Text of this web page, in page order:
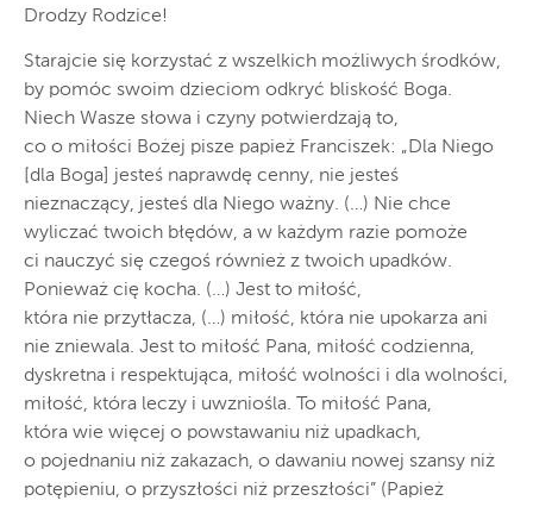
Drodzy Rodzice!
Starajcie się korzystać z wszelkich możliwych środków,
by pomóc swoim dzieciom odkryć bliskość Boga.
Niech Wasze słowa i czyny potwierdzają to,
co o miłości Bożej pisze papież Franciszek: „Dla Niego
[dla Boga] jesteś naprawdę cenny, nie jesteś
nieznaczący, jesteś dla Niego ważny. (…) Nie chce
wyliczać twoich błędów, a w każdym razie pomoże
ci nauczyć się czegoś również z twoich upadków.
Ponieważ cię kocha. (…) Jest to miłość,
która nie przytłacza, (…) miłość, która nie upokarza ani
nie zniewala. Jest to miłość Pana, miłość codzienna,
dyskretna i respektująca, miłość wolności i dla wolności,
miłość, która leczy i uwzniośla. To miłość Pana,
która wie więcej o powstawaniu niż upadkach,
o pojednaniu niż zakazach, o dawaniu nowej szansy niż
potępieniu, o przyszłości niż przeszłości” (Papież